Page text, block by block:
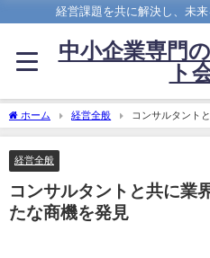
経営課題を共に解決し、未
中小企業専門
ト
ホーム 経営全般
コンサルタント
を発見
経営全般
コンサルタントと共に業
たな商機を発見